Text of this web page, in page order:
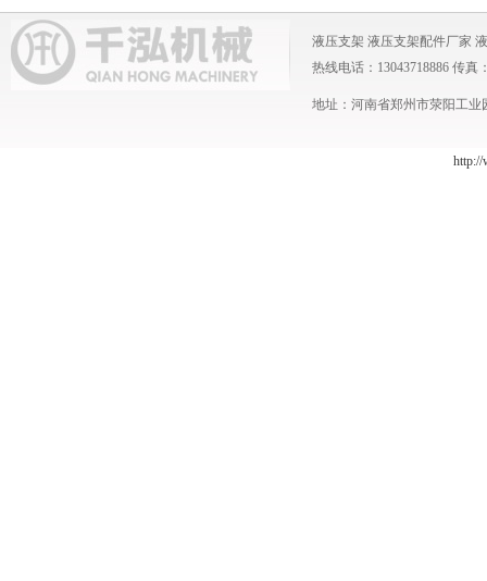
液压支架 液压支架配件厂家
热线电话：13043718886 传真
地址：河南省郑州市荥阳工业
http://